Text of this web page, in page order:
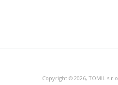
Copyright © 2026, TOMIL s.r.o.